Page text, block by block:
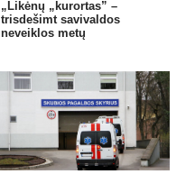
„Likėnų „kurortas” –
trisdešimt savivaldos
neveiklos metų